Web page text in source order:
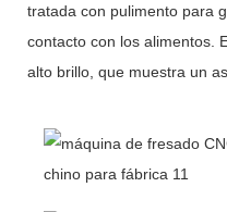
tratada con pulimento para
contacto con los alimentos.
alto brillo, que muestra un